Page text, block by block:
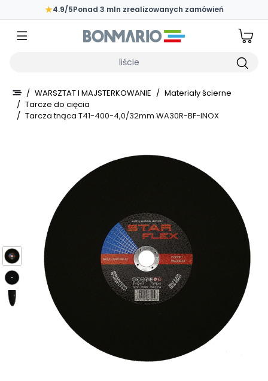
Przejdź do głównej zawartości strony
★4.9/5Ponad 3 mln zrealizowanych zamówień
/ WARSZTAT I MAJSTERKOWANIE / Materiały ścierne
/ Tarcze do cięcia
/ Tarcza tnąca T41-400-4,0/32mm WA30R-BF-INOX